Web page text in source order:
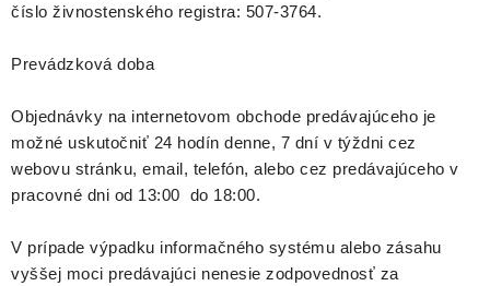
ŽIVOČÍCHY
VÝPREDAJ
O nás Doprava a platba Kontakty
číslo živnostenského registra: 507-3764.
Prevádzková doba
Objednávky na internetovom obchode predávajúceho je
možné uskutočniť 24 hodín denne, 7 dní v týždni cez
webovu stránku, email, telefón, alebo cez predávajúceho v
pracovné dni od 13:00 do 18:00.
V prípade výpadku informačného systému alebo zásahu
vyššej moci predávajúci nenesie zodpovednosť za